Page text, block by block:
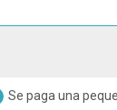
Se paga una